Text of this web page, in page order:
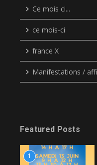
Ce mois ci...
ce mois-ci
france X
Manifestations /
Featured Posts
1